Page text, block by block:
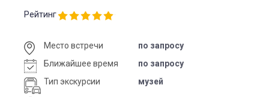
Рейтинг
Место встречи
по запросу
Ближайшее время
по запросу
Тип экскурсии
музей